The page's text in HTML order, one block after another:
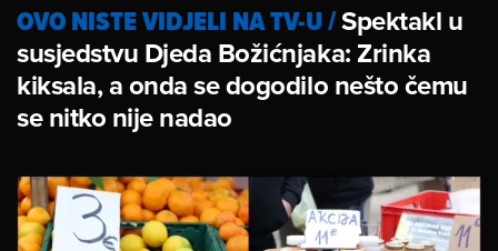
OVO NISTE VIDJELI NA TV-U/Spektakl u
susjedstvu Djeda Božićnjaka: Zrinka
kiksala, a onda se dogodilo nešto čemu
se nitko nije nadao